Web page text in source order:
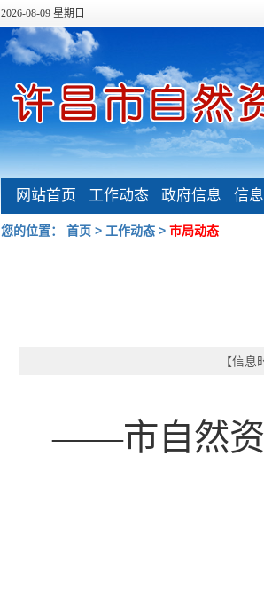
2026-08-09 星期日
网站首页 工作动态
政府信息
公开
信
您的位置： 首页 > 工作动态 > 市局动态
【信
——市自然资